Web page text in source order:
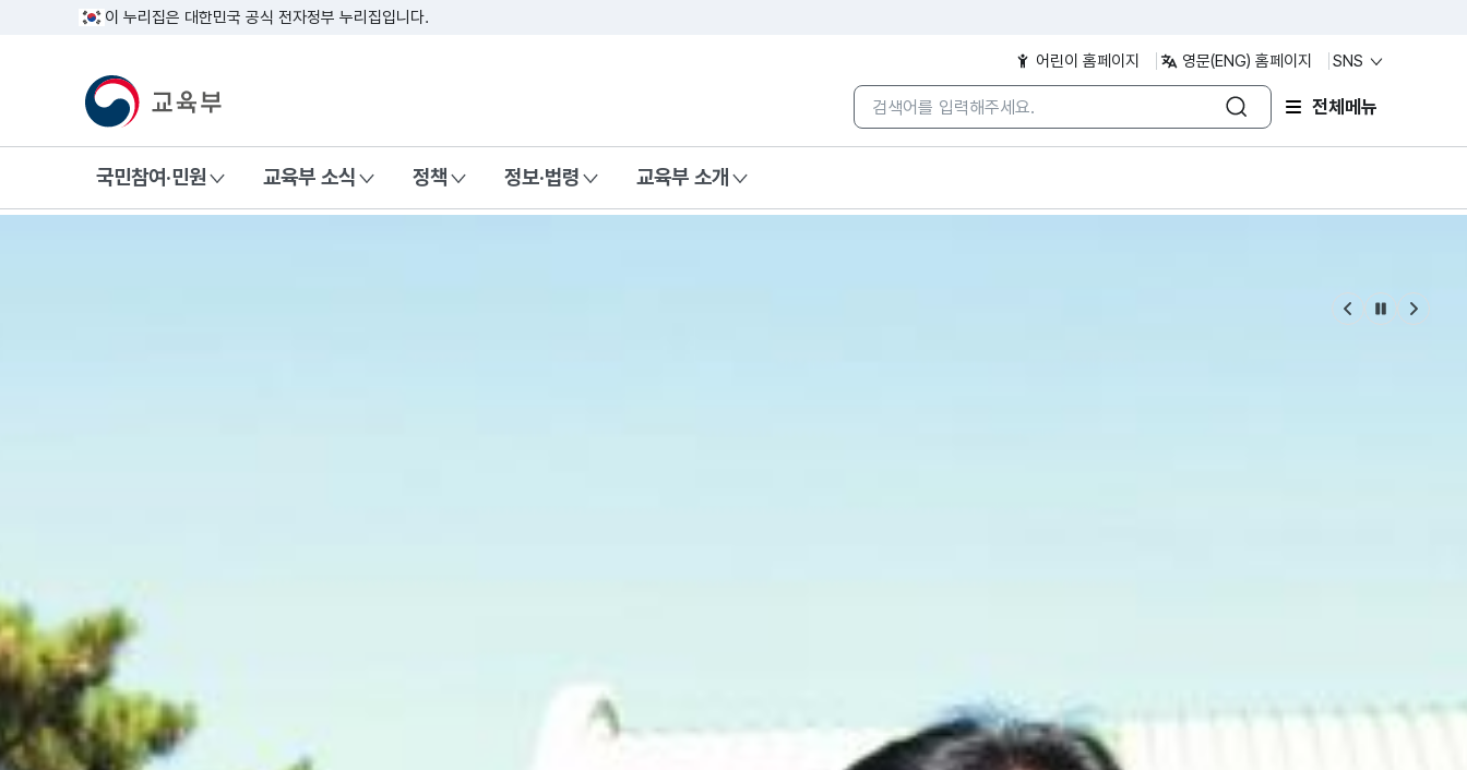
이 누리집은 대한민국 공식 전자정부 누리집입니다.
어린이 홈페이지 영문(ENG) 홈페이지 SNS
교육부 국민 메인홈페이지 컨텐츠 통합검색/검색어 입력
컨텐츠 통합검색/검색어 입력 전체메뉴
국민참여·민원 교육부 소식 정책 정보·법령 교육부 소개